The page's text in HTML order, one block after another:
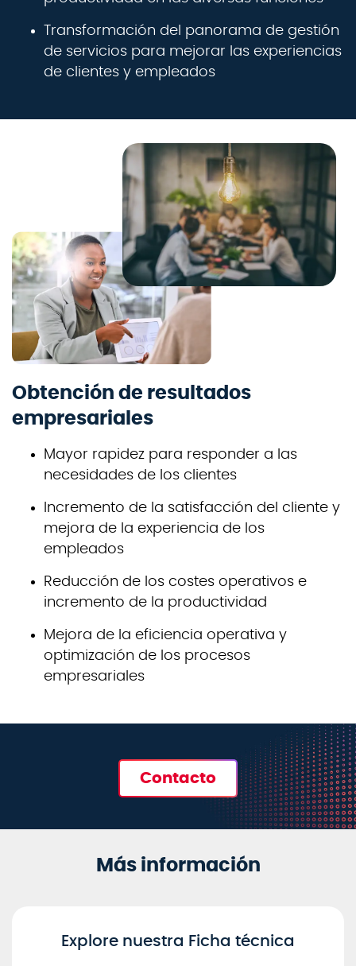
Transformación del panorama de gestión
de servicios para mejorar las experiencias
de clientes y empleados
Obtención de resultados
empresariales
Mayor rapidez para responder a las
necesidades de los clientes
Incremento de la satisfacción del cliente y
mejora de la experiencia de los
empleados
Reducción de los costes operativos e
incremento de la productividad
Mejora de la eficiencia operativa y
optimización de los procesos
empresariales
Contacto
Más información
Explore nuestra Ficha técnica